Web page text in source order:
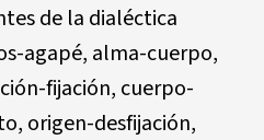
de la dialéctica
agapé, alma-cuerpo,
fijación, cuerpo-
origen-desfijación,